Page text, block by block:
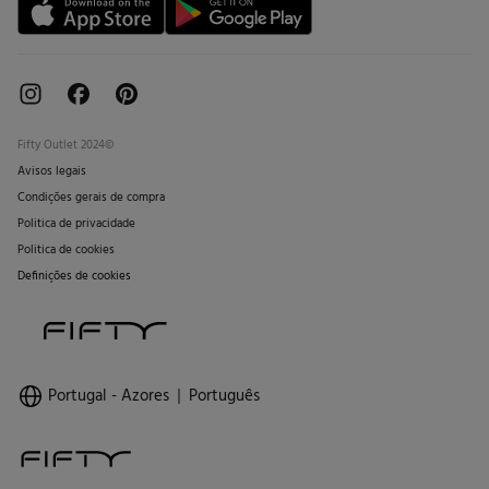
Fifty Outlet 2024©
Avisos legais
Condições gerais de compra
Politica de privacidade
Politica de cookies
Definições de cookies
Portugal - Azores Português